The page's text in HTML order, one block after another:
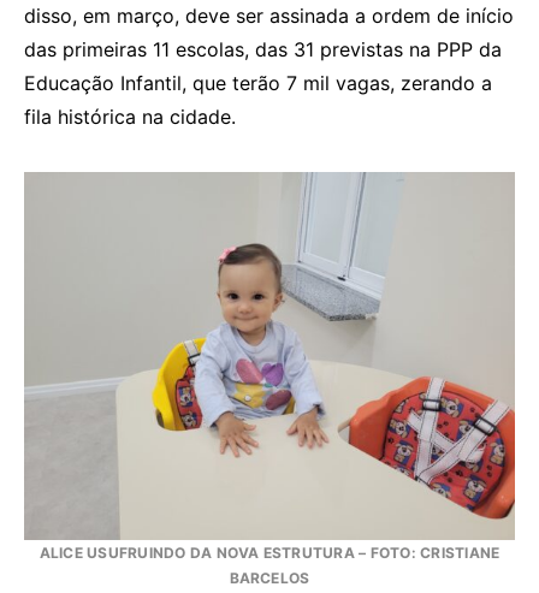
disso, em março, deve ser assinada a ordem de início
das primeiras 11 escolas, das 31 previstas na PPP da
Educação Infantil, que terão 7 mil vagas, zerando a
fila histórica na cidade.
ALICE USUFRUINDO DA NOVA ESTRUTURA – FOTO: CRISTIANE
BARCELOS